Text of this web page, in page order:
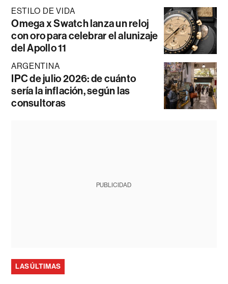
ESTILO DE VIDA
Omega x Swatch lanza un reloj
con oro para celebrar el alunizaje
del Apollo 11
ARGENTINA
IPC de julio 2026: de cuánto
sería la inflación, según las
consultoras
PUBLICIDAD
LAS ÚLTIMAS